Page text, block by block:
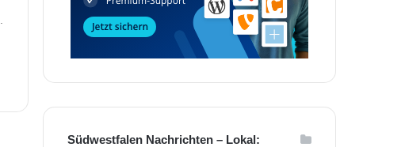
Südwestfalen Nachrichten – Lokal: